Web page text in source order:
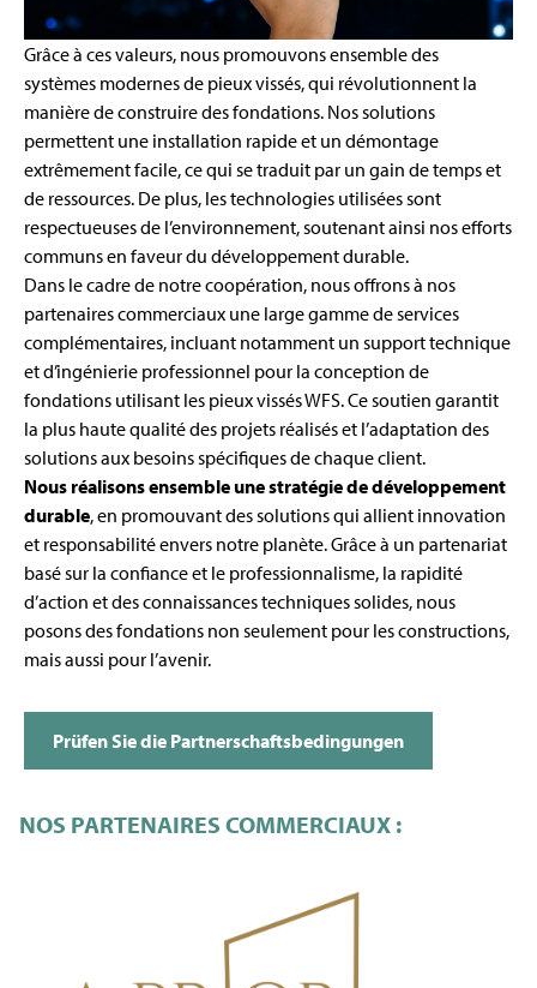
Grâce à ces valeurs, nous promouvons ensemble des
systèmes modernes de pieux vissés, qui révolutionnent la
manière de construire des fondations. Nos solutions
permettent une installation rapide et un démontage
extrêmement facile, ce qui se traduit par un gain de temps et
de ressources. De plus, les technologies utilisées sont
respectueuses de l’environnement, soutenant ainsi nos efforts
communs en faveur du développement durable.
Dans le cadre de notre coopération, nous offrons à nos
partenaires commerciaux une large gamme de services
complémentaires, incluant notamment un support technique
et d’ingénierie professionnel pour la conception de
fondations utilisant les pieux vissés WFS. Ce soutien garantit
la plus haute qualité des projets réalisés et l’adaptation des
solutions aux besoins spécifiques de chaque client.
Nous réalisons ensemble une stratégie de développement
durable, en promouvant des solutions qui allient innovation
et responsabilité envers notre planète. Grâce à un partenariat
basé sur la confiance et le professionnalisme, la rapidité
d’action et des connaissances techniques solides, nous
posons des fondations non seulement pour les constructions,
mais aussi pour l’avenir.
Prüfen Sie die Partnerschaftsbedingungen
NOS PARTENAIRES COMMERCIAUX :